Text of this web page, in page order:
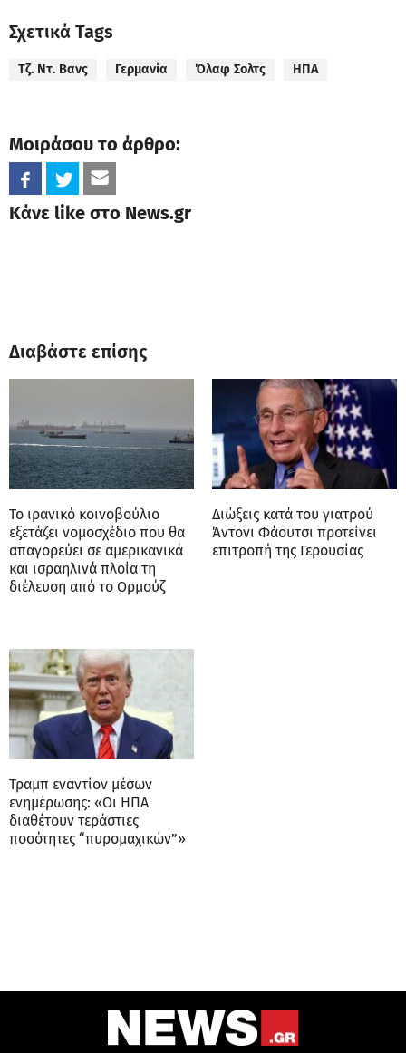
Σχετικά Tags
Τζ. Ντ. Βανς Γερμανία Όλαφ Σολτς ΗΠΑ
Μοιράσου το άρθρο:
Κάνε like στο News.gr
Διαβάστε επίσης
Το ιρανικό κοινοβούλιο
εξετάζει νομοσχέδιο που θα
απαγορεύει σε αμερικανικά
και ισραηλινά πλοία τη
διέλευση από το Ορμούζ
Διώξεις κατά του γιατρού
Άντονι Φάουτσι προτείνει
επιτροπή της Γερουσίας
Τραμπ εναντίον μέσων
ενημέρωσης: «Οι ΗΠΑ
διαθέτουν τεράστιες
ποσότητες “πυρομαχικών”»